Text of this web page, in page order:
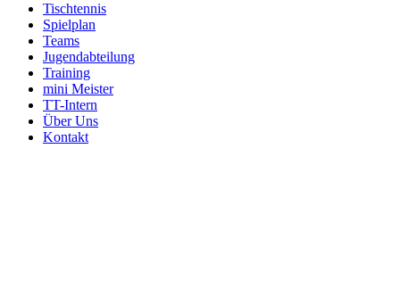
Tischtennis
Spielplan
Teams
Jugendabteilung
Training
mini Meister
TT-Intern
Über Uns
Kontakt